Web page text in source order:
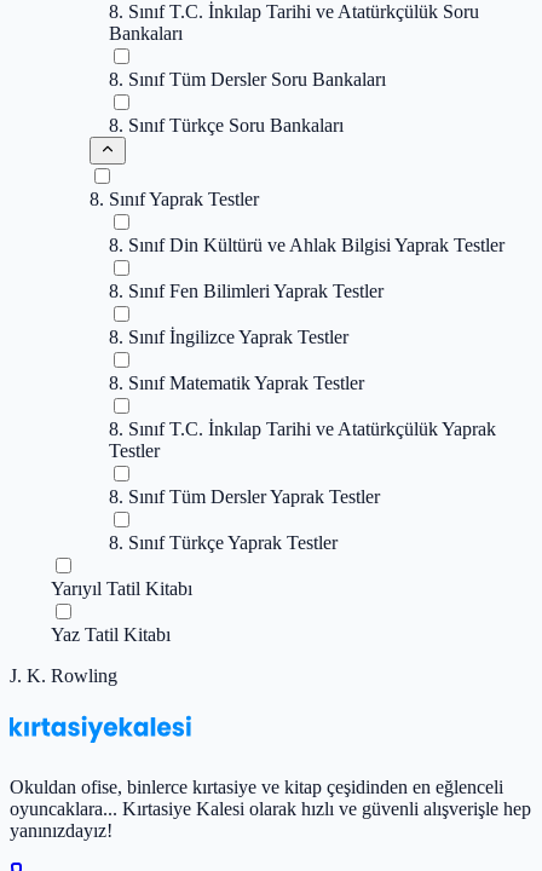
8. Sınıf T.C. İnkılap Tarihi ve Atatürkçülük Soru
Bankaları
8. Sınıf Tüm Dersler Soru Bankaları
8. Sınıf Türkçe Soru Bankaları
8. Sınıf Yaprak Testler
8. Sınıf Din Kültürü ve Ahlak Bilgisi Yaprak Testler
8. Sınıf Fen Bilimleri Yaprak Testler
8. Sınıf İngilizce Yaprak Testler
8. Sınıf Matematik Yaprak Testler
8. Sınıf T.C. İnkılap Tarihi ve Atatürkçülük Yaprak
Testler
8. Sınıf Tüm Dersler Yaprak Testler
8. Sınıf Türkçe Yaprak Testler
Yarıyıl Tatil Kitabı
Yaz Tatil Kitabı
J. K. Rowling
Okuldan ofise, binlerce kırtasiye ve kitap çeşidinden en eğlenceli
oyuncaklara... Kırtasiye Kalesi olarak hızlı ve güvenli alışverişle hep
yanınızdayız!